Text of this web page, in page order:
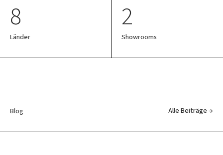
8
Länder
2
Showrooms
Blog Alle Beiträge →